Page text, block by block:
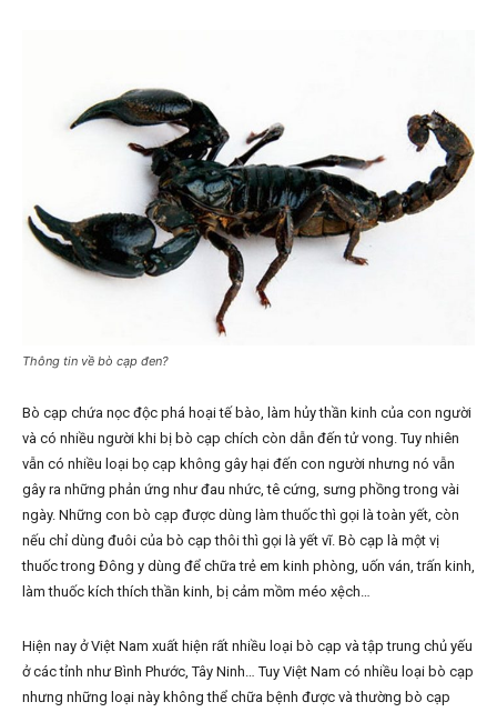
Thông tin về bò cạp đen?
Bò cạp chứa nọc độc phá hoại tế bào, làm hủy thần kinh của con người
và có nhiều người khi bị bò cạp chích còn dẫn đến tử vong. Tuy nhiên
vẫn có nhiều loại bọ cạp không gây hại đến con người nhưng nó vẫn
gây ra những phản ứng như đau nhức, tê cứng, sưng phồng trong vài
ngày. Những con bò cạp được dùng làm thuốc thì gọi là toàn yết, còn
nếu chỉ dùng đuôi của bò cạp thôi thì gọi là yết vĩ. Bò cạp là một vị
thuốc trong Đông y dùng để chữa trẻ em kinh phòng, uốn ván, trấn kinh,
làm thuốc kích thích thần kinh, bị cảm mồm méo xệch…
Hiện nay ở Việt Nam xuất hiện rất nhiều loại bò cạp và tập trung chủ yếu
ở các tỉnh như Bình Phước, Tây Ninh… Tuy Việt Nam có nhiều loại bò cạp
nhưng những loại này không thể chữa bệnh được và thường bò cạp